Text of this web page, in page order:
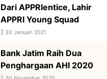
Dari APPRIentice, Lahir
APPRI Young Squad
30 Januari 2021
Bank Jatim Raih Dua
Penghargaan AHI 2020